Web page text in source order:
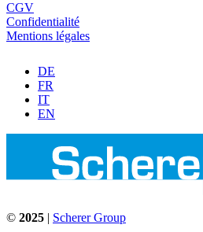
CGV
Confidentialité
Mentions légales
DE
FR
IT
EN
© 2025 | Scherer Group